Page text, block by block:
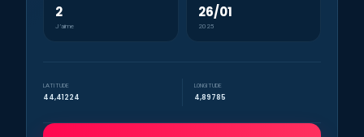
2
J’aime
26/01
2025
LATITUDE
44,41224
LONGITUDE
4,89785